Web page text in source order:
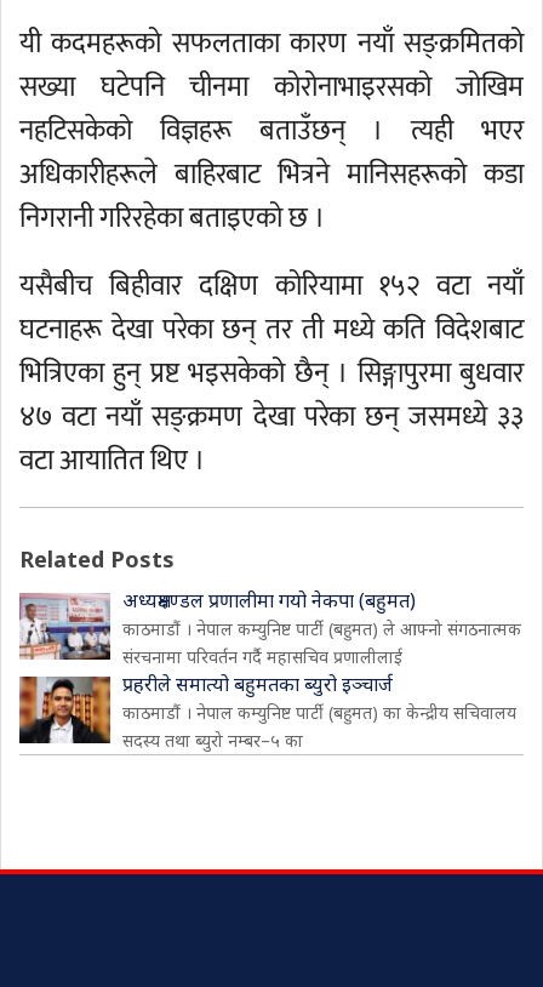
यी कदमहरूको सफलताका कारण नयाँ सङ्क्रमितको
सख्या घटेपनि चीनमा कोरोनाभाइरसको जोखिम
नहटिसकेको विज्ञहरू बताउँछन् । त्यही भएर
अधिकारीहरूले बाहिरबाट भित्रने मानिसहरूको कडा
निगरानी गरिरहेका बताइएको छ ।
यसैबीच बिहीवार दक्षिण कोरियामा १५२ वटा नयाँ
घटनाहरू देखा परेका छन् तर ती मध्ये कति विदेशबाट
भित्रिएका हुन् प्रष्ट भइसकेको छैन् । सिङ्गापुरमा बुधवार
४७ वटा नयाँ सङ्क्रमण देखा परेका छन् जसमध्ये ३३
वटा आयातित थिए ।
Related Posts
अध्यक्षमण्डल प्रणालीमा गयो नेकपा (बहुमत)
काठमाडौं । नेपाल कम्युनिष्ट पार्टी (बहुमत) ले आफ्नो संगठनात्मक
संरचनामा परिवर्तन गर्दै महासचिव प्रणालीलाई
प्रहरीले समात्यो बहुमतका ब्युरो इञ्चार्ज
काठमाडौं । नेपाल कम्युनिष्ट पार्टी (बहुमत) का केन्द्रीय सचिवालय
सदस्य तथा ब्युरो नम्बर–५ का